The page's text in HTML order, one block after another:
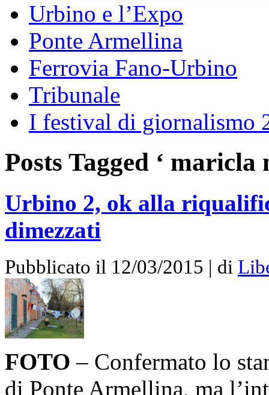
Urbino e l’Expo
Ponte Armellina
Ferrovia Fano-Urbino
Tribunale
I festival di giornalismo
Posts Tagged ‘ maricla
Urbino 2, ok alla
dimezzati
Pubblicato il 12/03/2015 | di
FOTO – Confermato lo
di Ponte Armellina, ma